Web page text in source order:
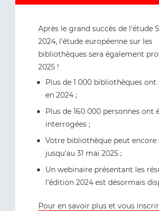
Après le grand succès de l'étude
2024, l'étude européenne sur les
bibliothèques sera également
2025 !
Plus de 1 000 bibliothèques
en 2024 ;
Plus de 160 000 personnes ont
interrogées ;
Votre bibliothèque peut encore
jusqu'au 31 mai 2025 ;
Un webinaire présentant les
l'édition 2024 est désormais
Pour en savoir plus et vous